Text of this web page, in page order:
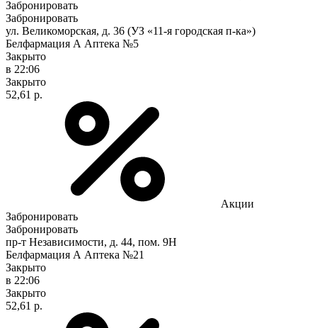
Забронировать
Забронировать
ул. Великоморская, д. 36 (УЗ «11-я городская п-ка»)
Белфармация А Аптека №5
Закрыто
в 22:06
Закрыто
52,61 р.
Акции
Забронировать
Забронировать
пр-т Независимости, д. 44, пом. 9Н
Белфармация А Аптека №21
Закрыто
в 22:06
Закрыто
52,61 р.